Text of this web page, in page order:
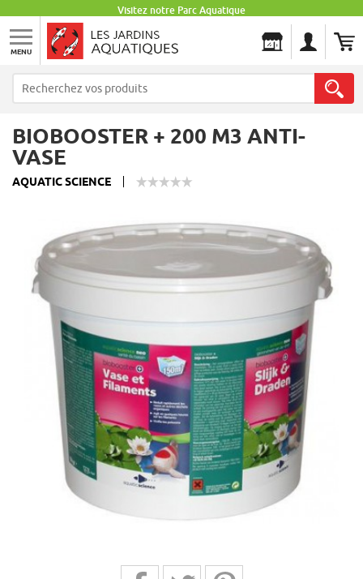
Visitez notre Parc Aquatique
MENU
BIOBOOSTER + 200 M3 ANTI-
VASE
AQUATIC SCIENCE
Partager sur Facebook
Partager sur Twitter
Partager sur Pinterest